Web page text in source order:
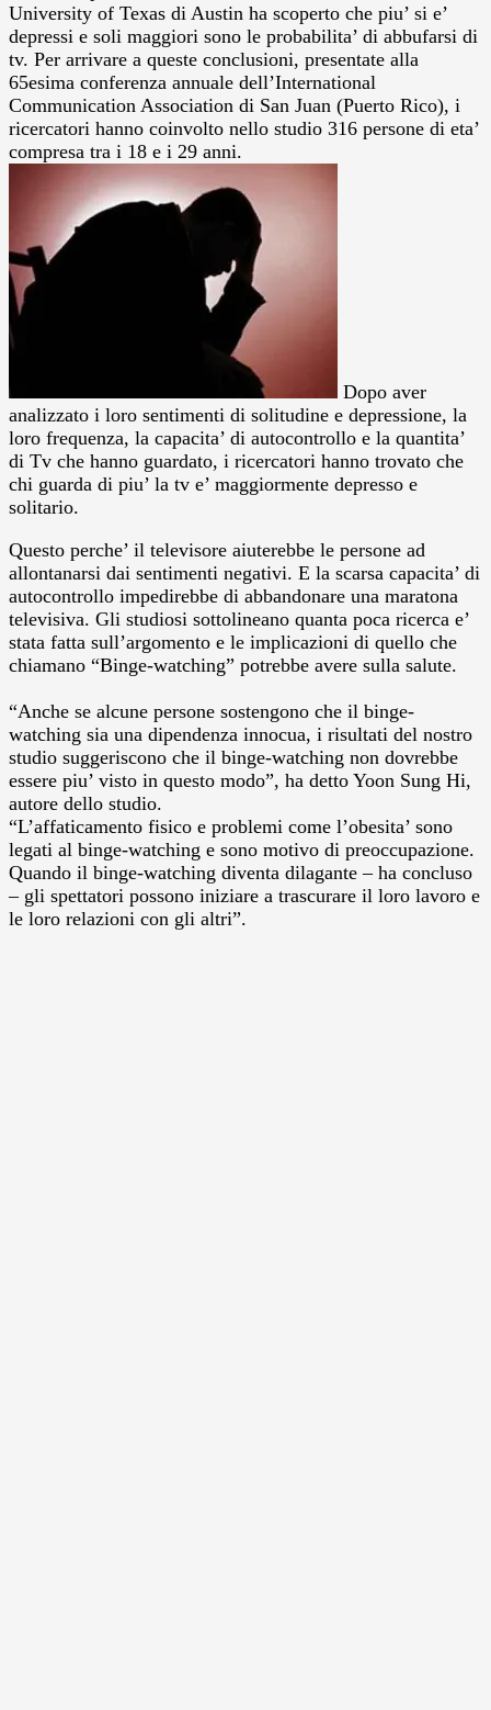
University of Texas di Austin ha scoperto che piu’ si e’
depressi e soli maggiori sono le probabilita’ di abbufarsi di
tv. Per arrivare a queste conclusioni, presentate alla
65esima conferenza annuale dell’International
Communication Association di San Juan (Puerto Rico), i
ricercatori hanno coinvolto nello studio 316 persone di eta’
compresa tra i 18 e i 29 anni.
Dopo aver
analizzato i loro sentimenti di solitudine e depressione, la
loro frequenza, la capacita’ di autocontrollo e la quantita’
di Tv che hanno guardato, i ricercatori hanno trovato che
chi guarda di piu’ la tv e’ maggiormente depresso e
solitario.
Questo perche’ il televisore aiuterebbe le persone ad
allontanarsi dai sentimenti negativi. E la scarsa capacita’ di
autocontrollo impedirebbe di abbandonare una maratona
televisiva. Gli studiosi sottolineano quanta poca ricerca e’
stata fatta sull’argomento e le implicazioni di quello che
chiamano “Binge-watching” potrebbe avere sulla salute.
“Anche se alcune persone sostengono che il binge-
watching sia una dipendenza innocua, i risultati del nostro
studio suggeriscono che il binge-watching non dovrebbe
essere piu’ visto in questo modo”, ha detto Yoon Sung Hi,
autore dello studio.
“L’affaticamento fisico e problemi come l’obesita’ sono
legati al binge-watching e sono motivo di preoccupazione.
Quando il binge-watching diventa dilagante – ha concluso
– gli spettatori possono iniziare a trascurare il loro lavoro e
le loro relazioni con gli altri”.